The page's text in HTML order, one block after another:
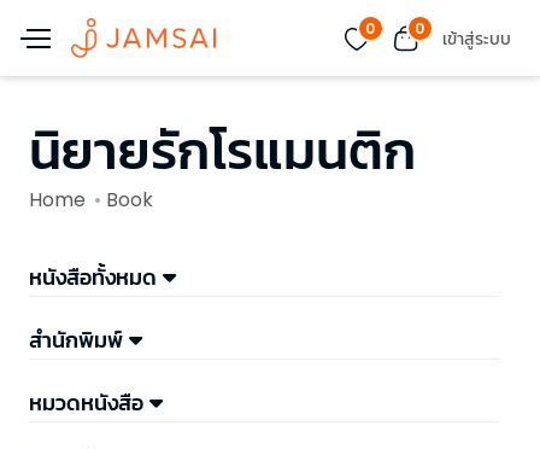
0 0 เข้าสู่ระบบ
นิยายรักโรแมนติก
Home Book
หนังสือทั้งหมด
สำนักพิมพ์
หมวดหนังสือ